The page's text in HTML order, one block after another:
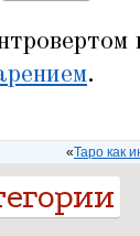
.
«Таро как